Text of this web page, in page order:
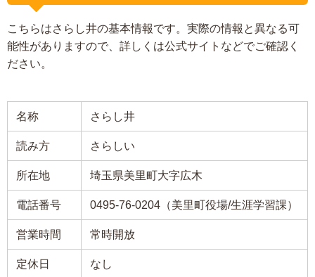
こちらはさらし井の基本情報です。実際の情報と異なる可
能性がありますので、詳しくは公式サイトなどでご確認く
ださい。
名称 さらし井
読み方 さらしい
所在地 埼玉県美里町大字広木
電話番号 0495-76-0204（美里町役場/生涯学習課）
営業時間 常時開放
定休日 なし